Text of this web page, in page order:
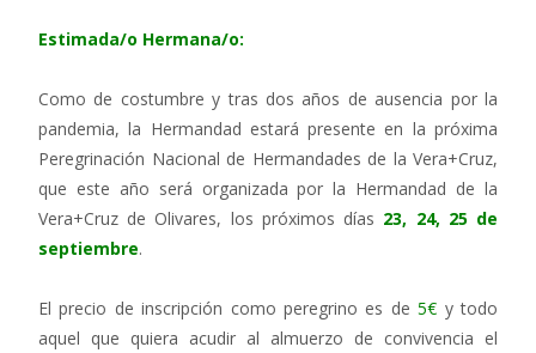
Estimada/o Hermana/o:
Como de costumbre y tras dos años de ausencia por la
pandemia, la Hermandad estará presente en la próxima
Peregrinación Nacional de Hermandades de la Vera+Cruz,
que este año será organizada por la Hermandad de la
Vera+Cruz de Olivares, los próximos días 23, 24, 25 de
septiembre.
El precio de inscripción como peregrino es de5€ y todo
aquel que quiera acudir al almuerzo de convivencia el